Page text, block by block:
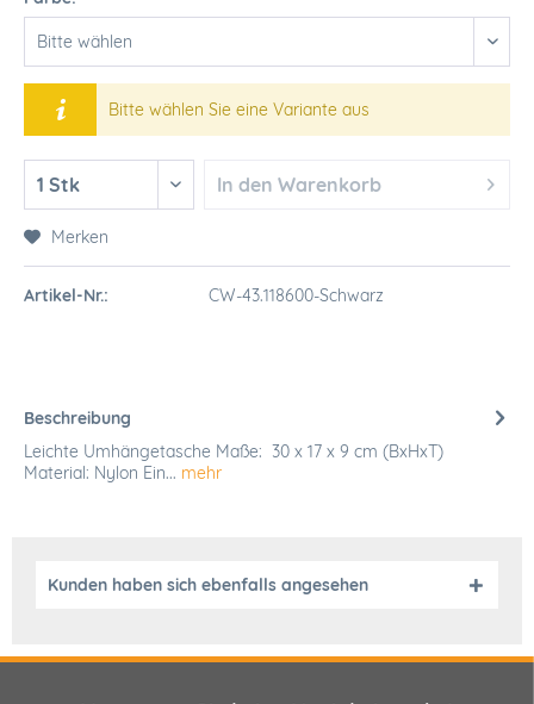
Bitte wählen Sie eine Variante aus
In den Warenkorb
Merken
Artikel-Nr.: CW-43.118600-Schwarz
Beschreibung
Leichte Umhängetasche Maße: 30 x 17 x 9 cm (BxHxT)
Material: Nylon Ein... mehr
Kunden haben sich ebenfalls angesehen